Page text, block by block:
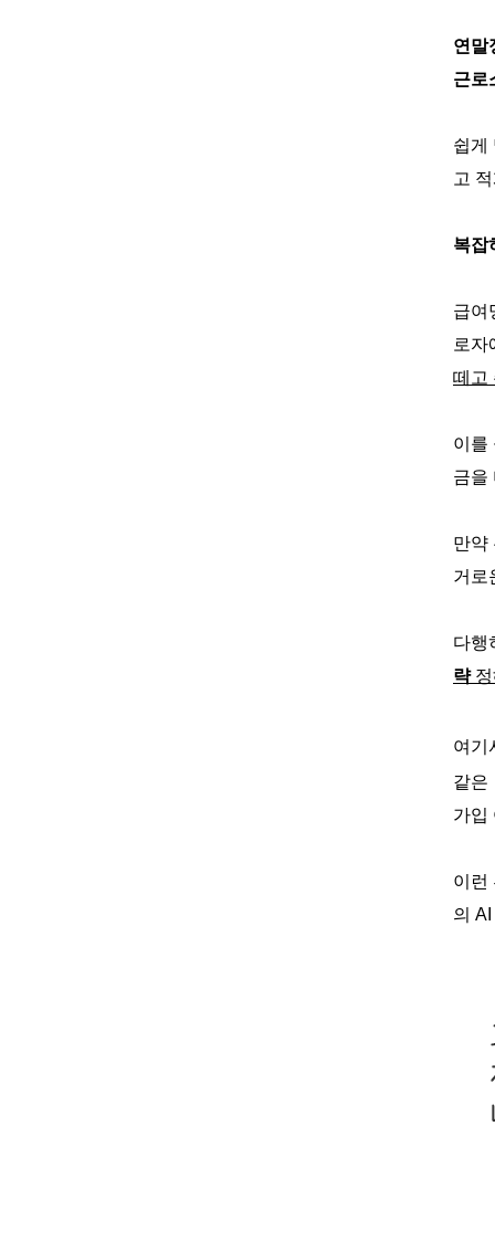
연말
근로
쉽게
고
복잡
급여
로자
떼고
이를
금을
만약
거로
다행
략정
여기
같은
가입
이런
의